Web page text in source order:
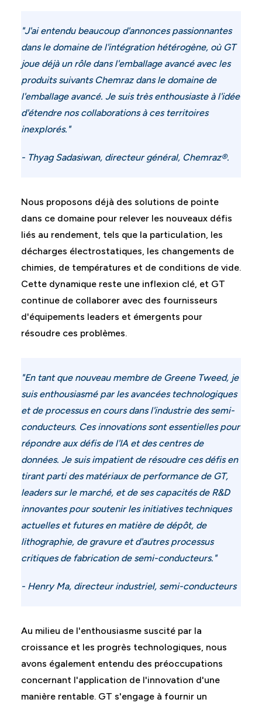
"J'ai entendu beaucoup d'annonces passionnantes
dans le domaine de l'intégration hétérogène, où GT
joue déjà un rôle dans l'emballage avancé avec les
produits suivants Chemrazdans le domaine de
l'emballage avancé. Je suis très enthousiaste à l'idée
d'étendre nos collaborations à ces territoires
inexplorés."
- Thyag Sadasiwan, directeur général, Chemraz®.
Nous proposons déjà des solutions de pointe
dans ce domaine pour relever les nouveaux défis
liés au rendement, tels que la particulation, les
décharges électrostatiques, les changements de
chimies, de températures et de conditions de vide.
Cette dynamique reste une inflexion clé, et GT
continue de collaborer avec des fournisseurs
d'équipements leaders et émergents pour
résoudre ces problèmes.
"En tant que nouveau membre de Greene Tweed, je
suis enthousiasmé par les avancées technologiques
et de processus en cours dans l'industrie des semi-
conducteurs. Ces innovations sont essentielles pour
répondre aux défis de l'IA et des centres de
données. Je suis impatient de résoudre ces défis en
tirant parti des matériaux de performance de GT,
leaders sur le marché, et de ses capacités de R&D
innovantes pour soutenir les initiatives techniques
actuelles et futures en matière de dépôt, de
lithographie, de gravure et d'autres processus
critiques de fabrication de semi-conducteurs."
- Henry Ma, directeur industriel, semi-conducteurs
Au milieu de l'enthousiasme suscité par la
croissance et les progrès technologiques, nous
avons également entendu des préoccupations
concernant l'application de l'innovation d'une
manière rentable. GT s'engage à fournir un